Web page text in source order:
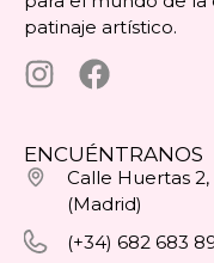
patinaje artístico.
ENCUÉNTRANOS
Calle Huertas
(Madrid)
(+34) 682 683